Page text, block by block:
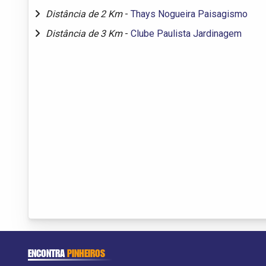
Distância de 2 Km - Thays Nogueira Paisagismo
Distância de 3 Km - Clube Paulista Jardinagem
ENCONTRAPINHEIROS